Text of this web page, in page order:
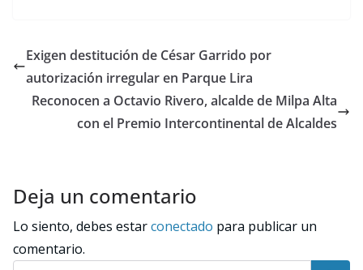
Exigen destitución de César Garrido por
autorización irregular en Parque Lira
Reconocen a Octavio Rivero, alcalde de Milpa Alta
con el Premio Intercontinental de Alcaldes
Deja un comentario
Lo siento, debes estarconectado para publicar un
comentario.